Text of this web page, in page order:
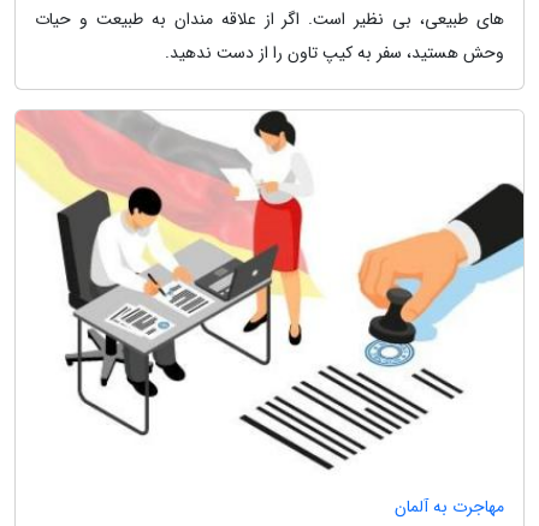
های طبیعی، بی نظیر است. اگر از علاقه مندان به طبیعت و حیات
وحش هستید، سفر به کیپ تاون را از دست ندهید.
مهاجرت به آلمان